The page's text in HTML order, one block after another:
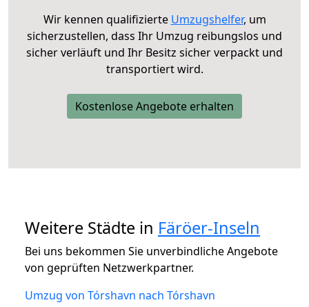
Wir kennen qualifizierte Umzugshelfer, um
sicherzustellen, dass Ihr Umzug reibungslos und
sicher verläuft und Ihr Besitz sicher verpackt und
transportiert wird.
Kostenlose Angebote erhalten
Weitere Städte in Färöer-Inseln
Bei uns bekommen Sie unverbindliche Angebote
von geprüften Netzwerkpartner.
Umzug von Tórshavn nach Tórshavn